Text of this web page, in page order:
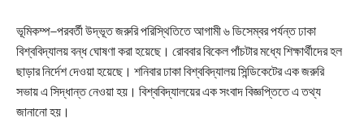
ভূমিকম্প–পরবর্তী উদ্ভূত জরুরি পরিস্থিতিতে আগামী ৬ ডিসেম্বর পর্যন্ত ঢাকা
বিশ্ববিদ্যালয় বন্ধ ঘোষণা করা হয়েছে। রোববার বিকেল পাঁচটার মধ্যে শিক্ষার্থীদের হল
ছাড়ার নির্দেশ দেওয়া হয়েছে। শনিবার ঢাকা বিশ্ববিদ্যালয় সিন্ডিকেটের এক জরুরি
সভায় এ সিদ্ধান্ত নেওয়া হয়। বিশ্ববিদ্যালয়ের এক সংবাদ বিজ্ঞপ্তিতে এ তথ্য
জানানো হয়।